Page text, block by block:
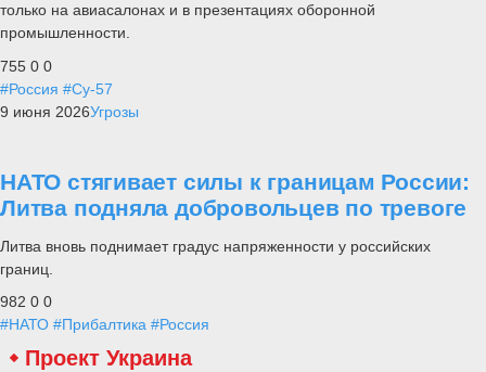
только на авиасалонах и в презентациях оборонной
промышленности.
755 0 0
#Россия #Су-57
9 июня 2026Угрозы
НАТО стягивает силы к границам России:
Литва подняла добровольцев по тревоге
Литва вновь поднимает градус напряженности у российских
границ.
982 0 0
#НАТО #Прибалтика #Россия
Проект Украина